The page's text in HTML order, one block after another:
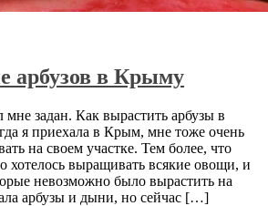
арбузов в Крыму
задан. Как вырастить арбузы в
я приехала в Крым, мне тоже очень
на своем участке. Тем более, что
хотелось выращивать всякие овощи, и
невозможно было вырастить на
арбузы и дыни, но сейчас […]